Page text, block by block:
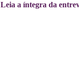
Leia a íntegra da